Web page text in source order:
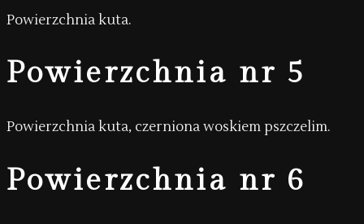
Powierzchnia kuta.
Powierzchnia nr 5
Powierzchnia kuta, czerniona woskiem pszczelim.
Powierzchnia nr 6